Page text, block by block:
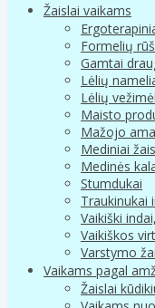
Žaislai vaikams
Formelių
Gamtai
Lėlių
Lėlių
Maisto
Mažojo
Mediniai
Medinės
Stumdukai
Traukinukai
Vaikiški
Vaikiškos
Varstymo
Vaikams pagal
Žaislai